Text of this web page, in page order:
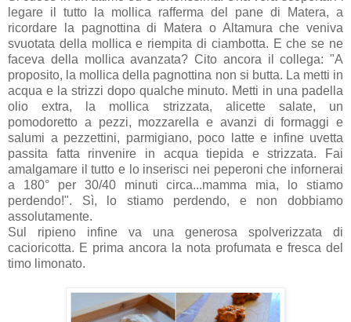
legare il tutto la mollica rafferma del pane di Matera, a
ricordare la pagnottina di Matera o Altamura che veniva
svuotata della mollica e riempita di ciambotta. E che se ne
faceva della mollica avanzata? Cito ancora il collega: "A
proposito, la mollica della pagnottina non si butta. La metti in
acqua e la strizzi dopo qualche minuto. Metti in una padella
olio extra, la mollica strizzata, alicette salate, un
pomodoretto a pezzi, mozzarella e avanzi di formaggi e
salumi a pezzettini, parmigiano, poco latte e infine uvetta
passita fatta rinvenire in acqua tiepida e strizzata. Fai
amalgamare il tutto e lo inserisci nei peperoni che infornerai
a 180° per 30/40 minuti circa...mamma mia, lo stiamo
perdendo!". Sì, lo stiamo perdendo, e non dobbiamo
assolutamente.
Sul ripieno infine va una generosa spolverizzata di
cacioricotta. E prima ancora la nota profumata e fresca del
timo limonato.